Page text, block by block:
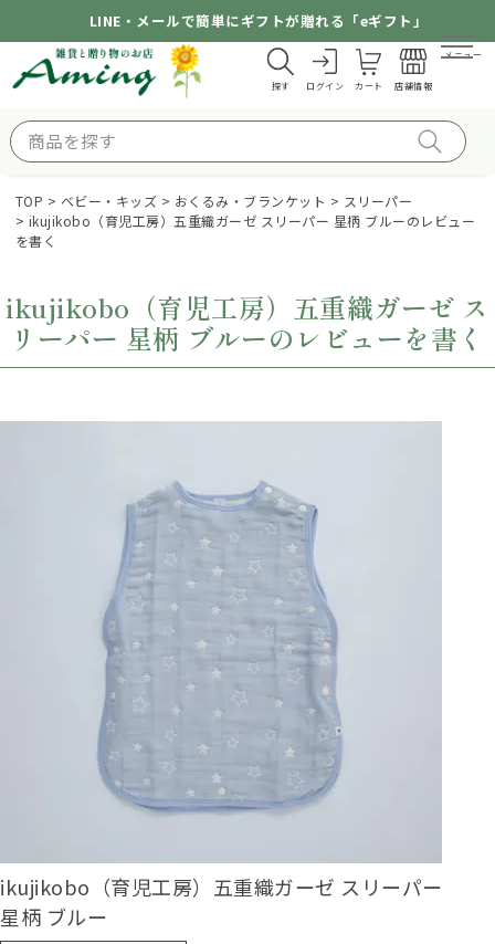
LINE・メールで簡単にギフトが贈れる「eギフト」
探す ログイン カート 店舗情報
メニュー
TOP ベビー・キッズ おくるみ・ブランケット
スリーパー
ikujikobo（育児工房）五重織ガーゼ スリーパー 星柄 ブルーのレビュー
を書く
ikujikobo（育児工房）五重織ガーゼ ス
リーパー 星柄 ブルーのレビューを書く
ikujikobo（育児工房）五重織ガーゼ スリーパー
星柄 ブルー